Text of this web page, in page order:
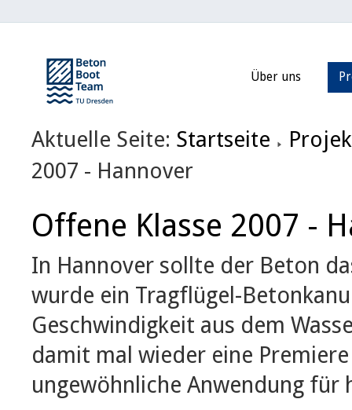
Über uns
Aktuelle Seite: Startseite
2007 - Hannover
Offene Klasse 2007 -
In Hannover sollte der Beton
wurde ein Tragflügel-
Geschwindigkeit aus dem
damit mal wieder eine
ungewöhnliche Anwendung